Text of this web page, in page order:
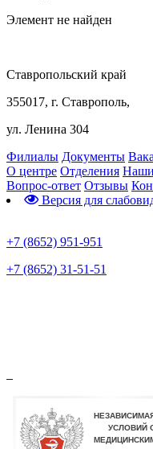
Элемент не найден
Ставропольский край
355017, г. Ставрополь,
ул. Ленина 304
Филиалы Документы
О центре Отделения Наши
Вопрос-ответ Отзывы
Версия для
+7 (8652) 951-951
+7 (8652) 31-51-51